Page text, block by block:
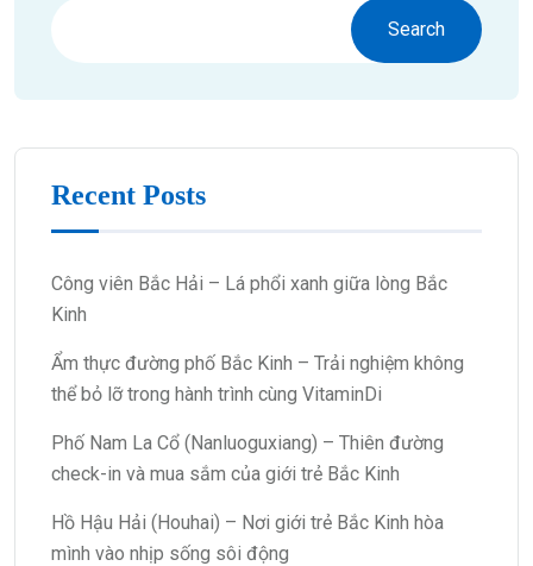
Search
Recent Posts
Công viên Bắc Hải – Lá phổi xanh giữa lòng Bắc
Kinh
Ẩm thực đường phố Bắc Kinh – Trải nghiệm không
thể bỏ lỡ trong hành trình cùng VitaminDi
Phố Nam La Cổ (Nanluoguxiang) – Thiên đường
check-in và mua sắm của giới trẻ Bắc Kinh
Hồ Hậu Hải (Houhai) – Nơi giới trẻ Bắc Kinh hòa
mình vào nhịp sống sôi động